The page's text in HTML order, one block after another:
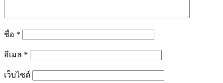
ชื่อ *
อีเมล *
เว็บไซต์